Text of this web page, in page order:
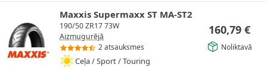
Maxxis Supermaxx ST MA-ST2
190/50 ZR17 73W
Aizmugurējā
2 atsauksmes
Ceļa / Sport / Touring
160,79 €
Noliktavā